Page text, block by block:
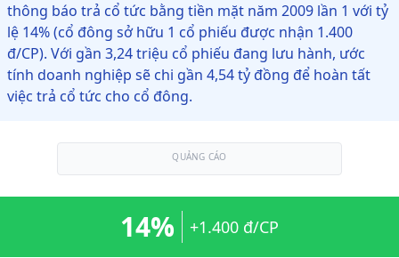
thông báo trả cổ tức bằng tiền mặt năm 2009 lần 1 với tỷ
lệ 14% (cổ đông sở hữu 1 cổ phiếu được nhận 1.400
đ/CP). Với gần 3,24 triệu cổ phiếu đang lưu hành, ước
tính doanh nghiệp sẽ chi gần 4,54 tỷ đồng để hoàn tất
việc trả cổ tức cho cổ đông.
QUẢNG CÁO
14% +1.400 đ/CP